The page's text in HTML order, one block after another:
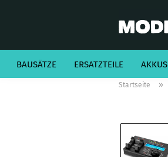
BAUSÄTZE ERSATZTEILE AKKUS
Startseite »